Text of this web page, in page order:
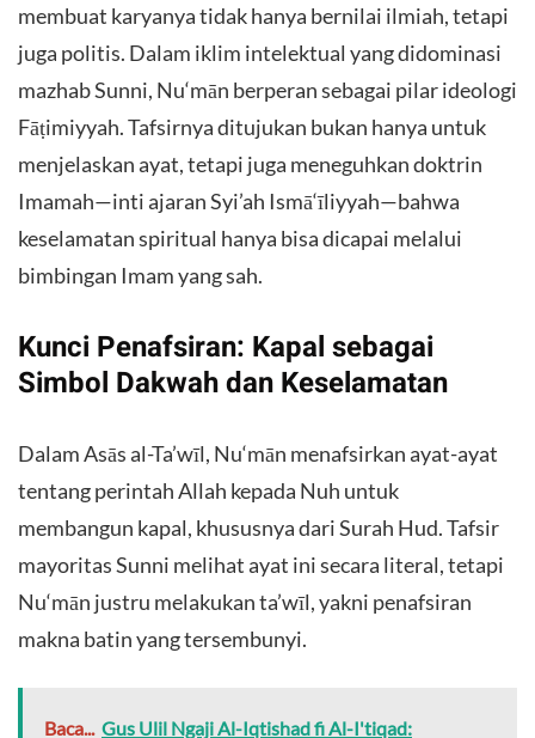
membuat karyanya tidak hanya bernilai ilmiah, tetapi
juga politis. Dalam iklim intelektual yang didominasi
mazhab Sunni, Nu‘mān berperan sebagai pilar ideologi
Fāṭimiyyah. Tafsirnya ditujukan bukan hanya untuk
menjelaskan ayat, tetapi juga meneguhkan doktrin
Imamah—inti ajaran Syi’ah Ismā‘īliyyah—bahwa
keselamatan spiritual hanya bisa dicapai melalui
bimbingan Imam yang sah.
Kunci Penafsiran: Kapal sebagai
Simbol Dakwah dan Keselamatan
Dalam Asās al-Ta’wīl, Nu‘mān menafsirkan ayat-ayat
tentang perintah Allah kepada Nuh untuk
membangun kapal, khususnya dari Surah Hud. Tafsir
mayoritas Sunni melihat ayat ini secara literal, tetapi
Nu‘mān justru melakukan ta’wīl, yakni penafsiran
makna batin yang tersembunyi.
Baca... Gus Ulil Ngaji Al-Iqtishad fi Al-I'tiqad: